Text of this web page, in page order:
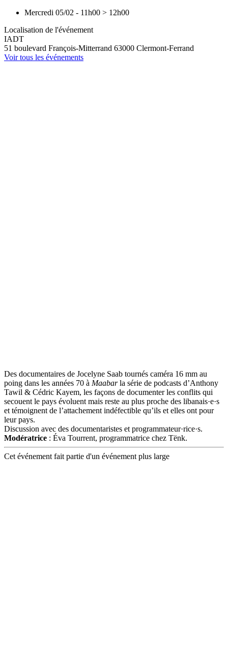
Mercredi 05/02 - 11h00 > 12h00
Localisation de l'événement
IADT
51 boulevard François-Mitterrand 63000 Clermont-Ferrand
Voir tous les événements
Des documentaires de Jocelyne Saab tournés caméra 16 mm au
poing dans les années 70 à Maabarla série de podcasts d’Anthony
Tawil & Cédric Kayem, les façons de documenter les conflits qui
secouent le pays évoluent mais reste au plus proche des libanais·e·s
et témoignent de l’attachement indéfectible qu’ils et elles ont pour
leur pays.
Discussion avec des documentaristes et programmateur·rice·s.
Modératrice : Éva Tourrent, programmatrice chez Tënk.
Cet événement fait partie d'un événement plus large